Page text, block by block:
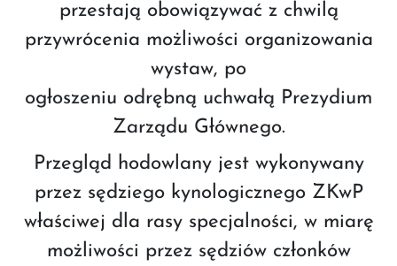
przestają obowiązywać z chwilą
przywrócenia możliwości organizowania
wystaw, po
ogłoszeniu odrębną uchwałą Prezydium
Zarządu Głównego.
Przegląd hodowlany jest wykonywany
przez sędziego kynologicznego ZKwP
właściwej dla rasy specjalności, w miarę
możliwości przez sędziów członków